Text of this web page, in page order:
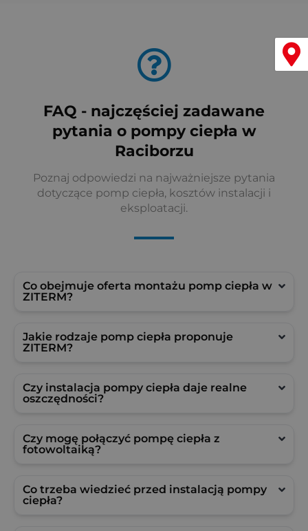
FAQ - najczęściej zadawane
pytania o pompy ciepła w
Raciborzu
Poznaj odpowiedzi na najważniejsze pytania
dotyczące pomp ciepła, kosztów instalacji i
eksploatacji.
Co obejmuje oferta montażu pomp ciepła w
ZITERM?
Jakie rodzaje pomp ciepła proponuje
ZITERM?
Czy instalacja pompy ciepła daje realne
oszczędności?
Czy mogę połączyć pompę ciepła z
fotowoltaiką?
Co trzeba wiedzieć przed instalacją pompy
ciepła?
Menu